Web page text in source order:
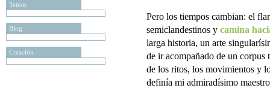
Temas
Blog
Creación
Pero los tiempos cambian: el
semiclandestinos y camina
larga historia, un arte
de ir acompañado de un
de los ritos, los movimientos y
definía mi admiradísimo